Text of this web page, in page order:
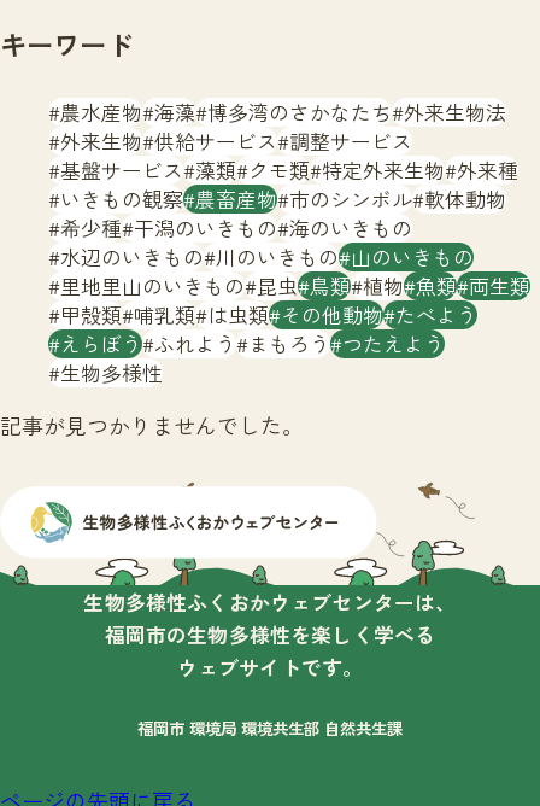
文字サイズ 小 中 大
生物多様性ふくおかウェブセンターとは
サイトマップ
キーワード
農水産物 海藻 博多湾のさかなたち 外来生物法
外来生物 供給サービス 調整サービス
基盤サービス 藻類 クモ類 特定外来生物 外来種
いきもの観察 農畜産物 市のシンボル 軟体動物
希少種 干潟のいきもの 海のいきもの
水辺のいきもの 川のいきもの 山のいきもの
里地里山のいきもの 昆虫 鳥類 植物 魚類 両生類
甲殻類 哺乳類 は虫類 その他動物 たべよう
えらぼう ふれよう まもろう つたえよう
生物多様性
記事が見つかりませんでした。
生物多様性ふくおかウェブセンターは、
福岡市の生物多様性を楽しく学べる
ウェブサイトです。
福岡市 環境局 環境共生部 自然共生課